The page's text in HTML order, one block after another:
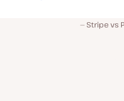
Stripe vs